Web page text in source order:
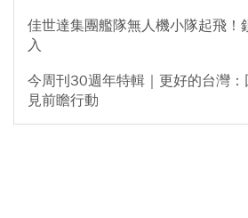
佳世達集團艦隊無人機小隊起飛！
入
今周刊30週年特輯｜更好的台灣
見前瞻行動